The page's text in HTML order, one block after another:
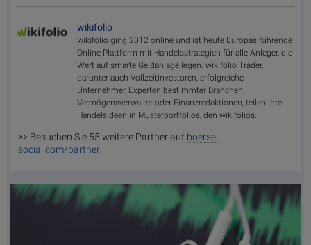
wikifolio
wikifolio ging 2012 online und ist heute Europas führende
Online-Plattform mit Handelsstrategien für alle Anleger, die
Wert auf smarte Geldanlage legen. wikifolio Trader,
darunter auch Vollzeitinvestoren, erfolgreiche
Unternehmer, Experten bestimmter Branchen,
Vermögensverwalter oder Finanzredaktionen, teilen ihre
Handelsideen in Musterportfolios, den wikifolios.
>> Besuchen Sie 55 weitere Partner auf boerse-
social.com/partner